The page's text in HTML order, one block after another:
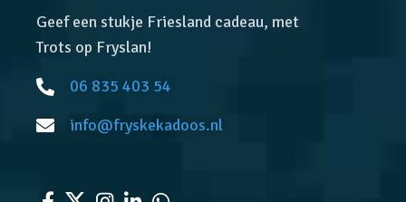
Geef een stukje Friesland cadeau, met
Trots op Fryslan!
06 835 403 54
info@fryskekadoos.nl